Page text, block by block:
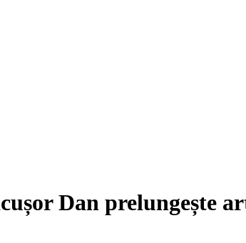
Dan prelungește